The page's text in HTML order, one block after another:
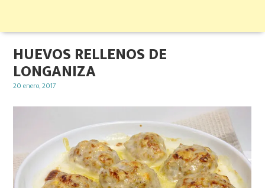
HUEVOS RELLENOS DE
LONGANIZA
Posted
20 enero, 2017